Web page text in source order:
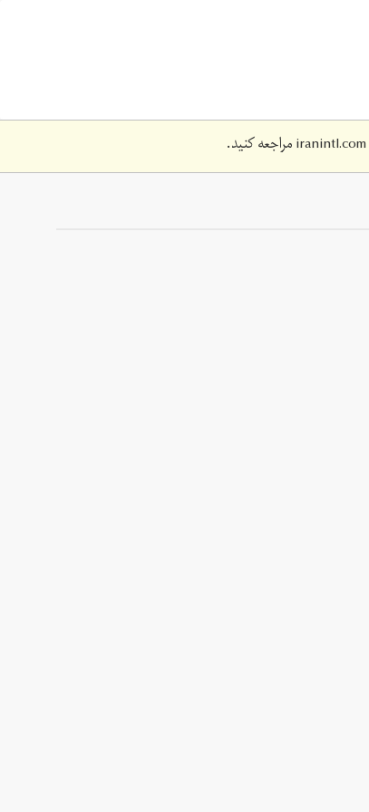
iranintl.comمراجعه کنید.